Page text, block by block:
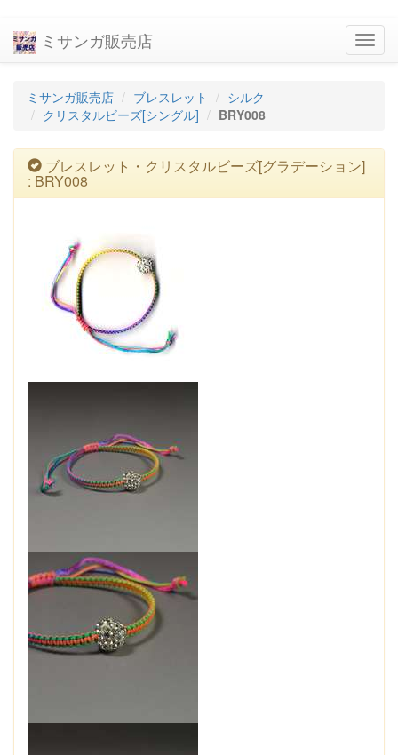
ミサンガ販売店
ミサンガ販売店 ブレスレット
シルク
クリスタルビーズ[シングル]
BRY008
ブレスレット・クリスタルビーズ[グラデーション]
: BRY008